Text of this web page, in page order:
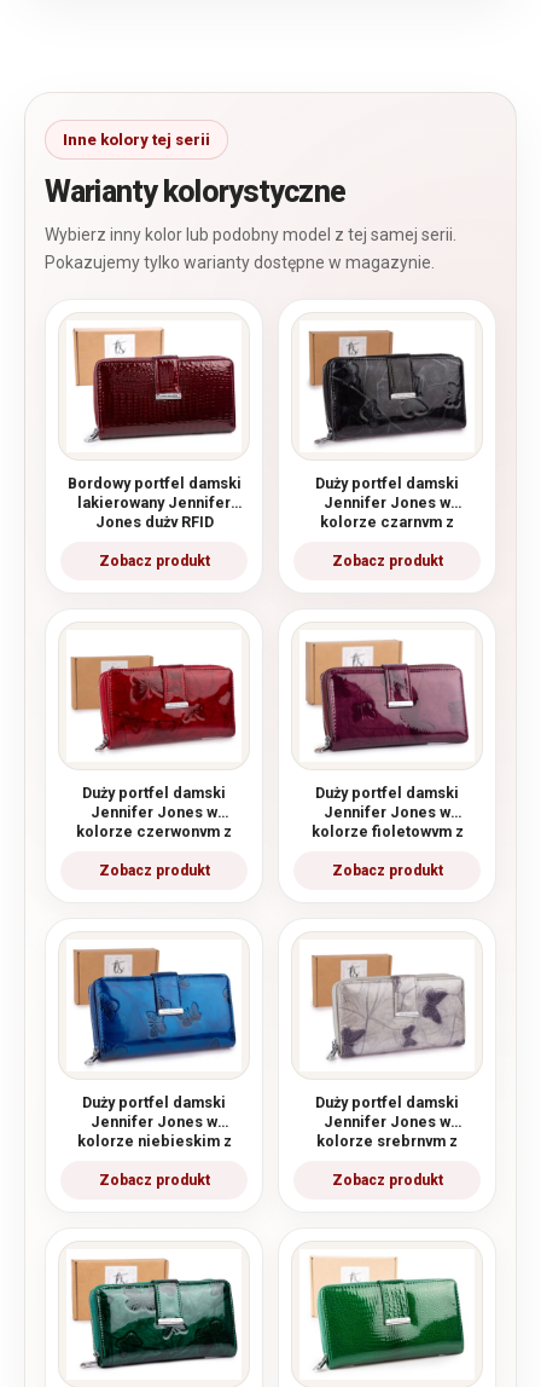
Warianty kolorystyczne
Bordowy portfel damski
lakierowany Jennifer
Jones duży RFID
Duży portfel damski
Jennifer Jones w
kolorze czarnym z
lakierowany RFID
Duży portfel damski
Jennifer Jones w
kolorze czerwonym z
lakierowany RFID
Duży portfel damski
Jennifer Jones w
kolorze fioletowym z
lakierowany RFID
Duży portfel damski
Jennifer Jones w
kolorze niebieskim z
lakierowany RFID
Duży portfel damski
Jennifer Jones w
kolorze srebrnym z
lakierowany RFID